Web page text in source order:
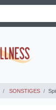
SONSTIGES